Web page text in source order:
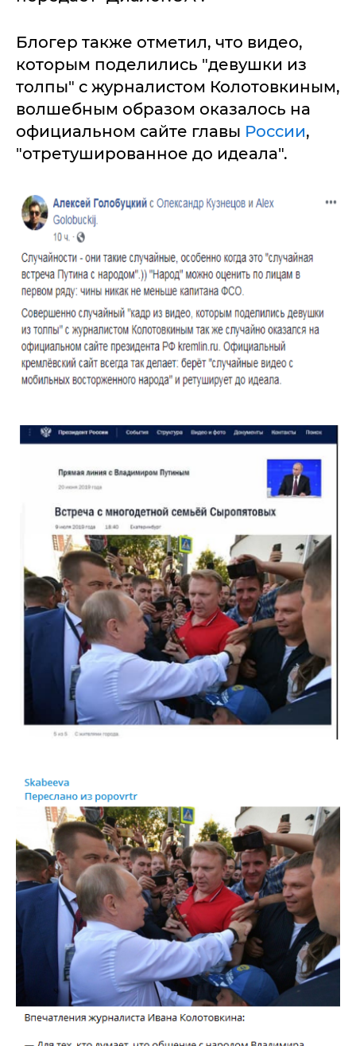
Блогер также отметил, что видео,
которым поделились "девушки из
толпы" с журналистом Колотовкиным,
волшебным образом оказалось на
официальном сайте главы России,
"отретушированное до идеала".